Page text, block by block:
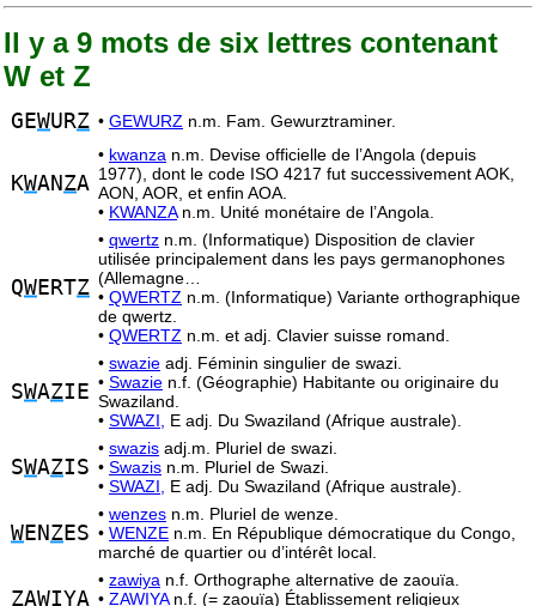
Il y a 9 mots de six lettres contenant
W et Z
GEWURZ • GEWURZ n.m. Fam. Gewurztraminer.
KWAN ZA
• kwanza n.m. Devise officielle de l’Angola (depuis
1977), dont le code ISO 4217 fut successivement AOK,
AON, AOR, et enfin AOA.
• KWANZAn.m. Unité monétaire de l’Angola.
QWERTZ
• qwertz n.m. (Informatique) Disposition de clavier
utilisée principalement dans les pays germanophones
(Allemagne…
• QWERTZ n.m. (Informatique) Variante orthographique
de qwertz.
• QWERTZ n.m. et adj. Clavier suisse romand.
SWAZIE
• swazie adj. Féminin singulier de swazi.
• Swazie n.f. (Géographie) Habitante ou originaire du
Swaziland.
• SWAZI, E adj. Du Swaziland (Afrique australe).
SWAZIS
• swazis adj.m. Pluriel de swazi.
• Swazis n.m. Pluriel de Swazi.
• SWAZI, E adj. Du Swaziland (Afrique australe).
WEN ZES
• wenzes n.m. Pluriel de wenze.
• WENZE n.m. En République démocratique du Congo,
marché de quartier ou d’intérêt local.
ZAWIYA
• zawiya n.f. Orthographe alternative de zaouïa.
• ZAWIYAn.f. (= zaouïa) Établissement religieux